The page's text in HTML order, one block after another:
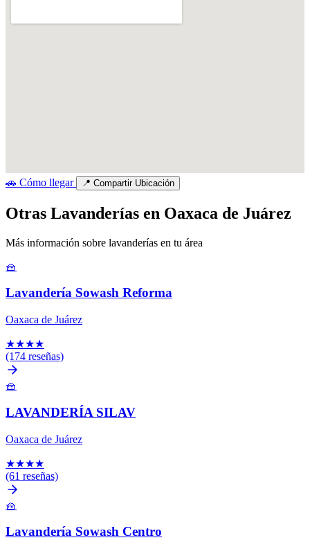
🚗 Cómo llegar 📍 Compartir Ubicación
Otras Lavanderías en Oaxaca de Juárez
Más información sobre lavanderías en tu área
🧺
Lavandería Sowash Reforma
Oaxaca de Juárez
★★★★
(174 reseñas)
🧺
LAVANDERÍA SILAV
Oaxaca de Juárez
★★★★
(61 reseñas)
🧺
Lavandería Sowash Centro